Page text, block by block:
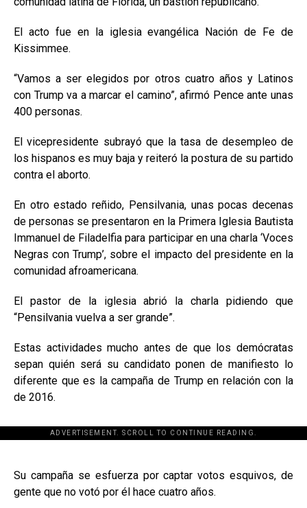
El acto fue en la iglesia evangélica Nación de Fe de
Kissimmee.
“Vamos a ser elegidos por otros cuatro años y Latinos
con Trump va a marcar el camino”, afirmó Pence ante unas
400 personas.
El vicepresidente subrayó que la tasa de desempleo de
los hispanos es muy baja y reiteró la postura de su partido
contra el aborto.
En otro estado reñido, Pensilvania, unas pocas decenas
de personas se presentaron en la Primera Iglesia Bautista
Immanuel de Filadelfia para participar en una charla ‘Voces
Negras con Trump’, sobre el impacto del presidente en la
comunidad afroamericana.
El pastor de la iglesia abrió la charla pidiendo que
“Pensilvania vuelva a ser grande”.
Estas actividades mucho antes de que los demócratas
sepan quién será su candidato ponen de manifiesto lo
diferente que es la campaña de Trump en relación con la
de 2016.
ADVERTISEMENT. SCROLL TO CONTINUE READING.
[adsforwp id="243463"]
Su campaña se esfuerza por captar votos esquivos, de
gente que no votó por él hace cuatro años.